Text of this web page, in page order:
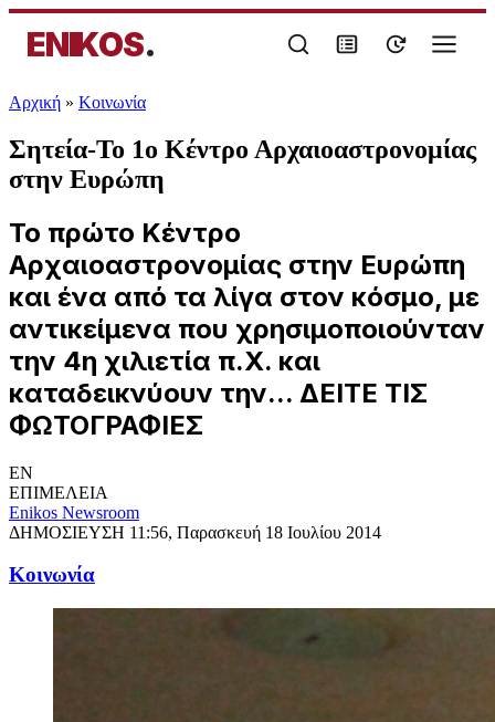
ENIKOS.
Αρχική » Κοινωνία
Σητεία-Το 1ο Κέντρο Αρχαιοαστρονομίας
στην Ευρώπη
Το πρώτο Κέντρο
Αρχαιοαστρονομίας στην Ευρώπη
και ένα από τα λίγα στον κόσμο, με
αντικείμενα που χρησιμοποιούνταν
την 4η χιλιετία π.Χ. και
καταδεικνύουν την... ΔΕΙΤΕ ΤΙΣ
ΦΩΤΟΓΡΑΦΙΕΣ
EN
ΕΠΙΜΕΛΕΙΑ
Enikos Newsroom
ΔΗΜΟΣΙΕΥΣΗ 11:56, Παρασκευή 18 Ιουλίου 2014
Κοινωνία